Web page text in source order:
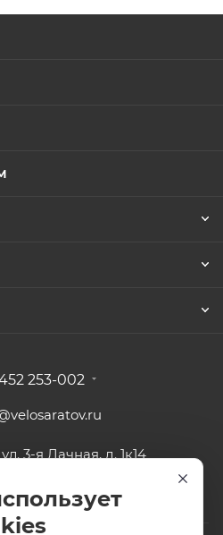
253-002
3-я Дачная, д. 1к14